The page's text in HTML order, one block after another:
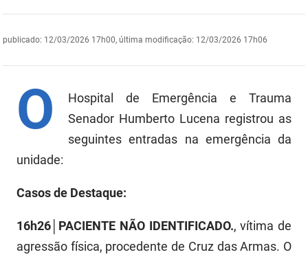
Secretaria de Governo
Infraestrutura e dos Recursos Hídricos
Juventude, Esporte e Lazer
Fapesq
Fundação Casa de José Américo
publicado: 12/03/2026 17h00, última modificação: 12/03/2026 17h06
O
Hospital de Emergência e Trauma
Senador Humberto Lucena registrou as
seguintes entradas na emergência da
unidade:
Casos de Destaque:
16h26│PACIENTE NÃO IDENTIFICADO., vítima de
agressão física, procedente de Cruz das Armas. O